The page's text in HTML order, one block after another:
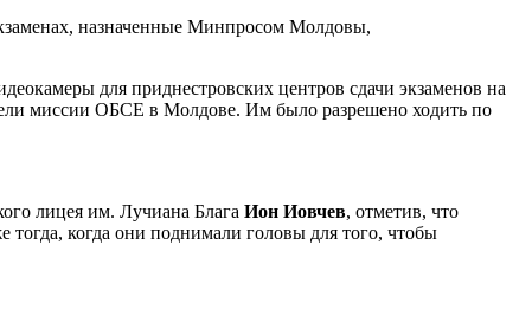
назначенные Минпросом Молдовы,
для приднестровских центров сдачи экзаменов на
миссии ОБСЕ в Молдове. Им было разрешено ходить по
лицея им. Лучиана Блага Ион Иовчев, отметив, что
когда они поднимали головы для того, чтобы